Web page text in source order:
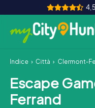
Come funziona
Città
Indice Città Clermont-
Escape
Ferrand